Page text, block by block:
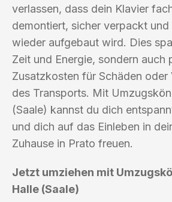
verlassen, dass dein Klavier
demontiert, sicher verpackt und
wieder aufgebaut wird. Dies
Zeit und Energie, sondern auch
Zusatzkosten für Schäden oder
des Transports. Mit
(Saale) kannst du dich
und dich auf das Einleben in
Zuhause in Prato freuen.
Jetzt umziehen mit
Halle (Saale)